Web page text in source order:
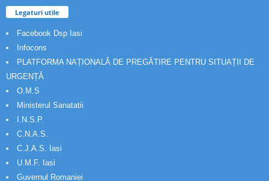
Legaturi utile
Facebook Dsp Iasi
Infocons
PLATFORMA NAȚIONALĂ DE PREGĂTIRE PENTRU SITUAȚII DE
URGENȚĂ
O.M.S
Ministerul Sanatatii
I.N.S.P.
C.N.A.S.
C.J.A.S. Iasi
U.M.F. Iasi
Guvernul Romaniei